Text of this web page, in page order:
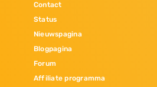
Contact
Status
Nieuwspagina
Blogpagina
Forum
Affiliate programma